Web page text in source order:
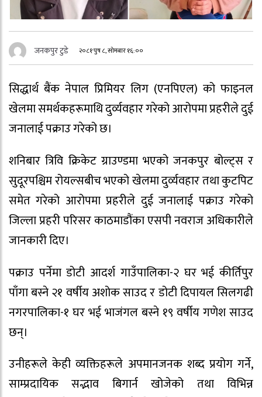
जनकपुर टुडे २०८१ पुष ८, सोमबार १६:००
सिद्धार्थ बैंक नेपाल प्रिमियर लिग (एनपिएल) को फाइनल
खेलमा समर्थकहरूमाथि दुर्व्यवहार गरेको आरोपमा प्रहरीले दुई
जनालाई पक्राउ गरेको छ।
शनिबार त्रिवि क्रिकेट ग्राउण्डमा भएको जनकपुर बोल्ट्स र
सुदूरपश्चिम रोयल्सबीच भएको खेलमा दुर्व्यवहार तथा कुटपिट
समेत गरेको आरोपमा प्रहरीले दुई जनालाई पक्राउ गरेको
जिल्ला प्रहरी परिसर काठमाडौंका एसपी नवराज अधिकारीले
जानकारी दिए।
पक्राउ पर्नेमा डोटी आदर्श गाउँपालिका-२ घर भई कीर्तिपुर
पाँगा बस्ने २१ वर्षीय अशोक साउद र डोटी दिपायल सिलगढी
नगरपालिका-१ घर भई भाजंगल बस्ने १९ वर्षीय गणेश साउद
छन्।
उनीहरूले केही व्यक्तिहरूले अपमानजनक शब्द प्रयोग गर्ने,
साम्प्रदायिक सद्भाव बिगार्न खोजेको तथा विभिन्न